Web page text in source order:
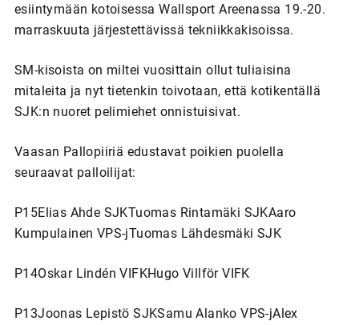
esiintymään kotoisessa Wallsport Areenassa 19.-20.
marraskuuta järjestettävissä tekniikkakisoissa.
SM-kisoista on miltei vuosittain ollut tuliaisina
mitaleita ja nyt tietenkin toivotaan, että kotikentällä
SJK:n nuoret pelimiehet onnistuisivat.
Vaasan Pallopiiriä edustavat poikien puolella
seuraavat palloilijat:
P15Elias Ahde SJKTuomas Rintamäki SJKAaro
Kumpulainen VPS-jTuomas Lähdesmäki SJK
P14Oskar Lindén VIFKHugo Villför VIFK
P13Joonas Lepistö SJKSamu Alanko VPS-jAlex